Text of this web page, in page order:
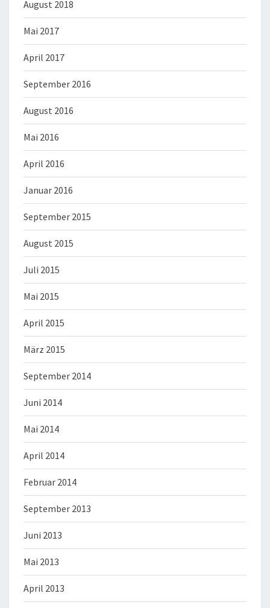
August 2018
Mai 2017
April 2017
September 2016
August 2016
Mai 2016
April 2016
Januar 2016
September 2015
August 2015
Juli 2015
Mai 2015
April 2015
März 2015
September 2014
Juni 2014
Mai 2014
April 2014
Februar 2014
September 2013
Juni 2013
Mai 2013
April 2013